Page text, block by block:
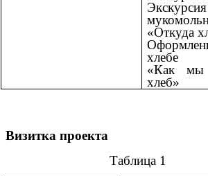
«Откуда
хлебе
«Как мы
хлеб»
Визитка проекта
Таблица 1